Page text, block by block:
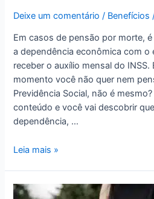
Deixe um comentário / Benefícios
Em casos de pensão por morte,
a dependência econômica com o
receber o auxílio mensal do INSS.
momento você não quer nem
Previdência Social, não é
conteúdo e você vai descobrir
dependência, …
Leia mais »